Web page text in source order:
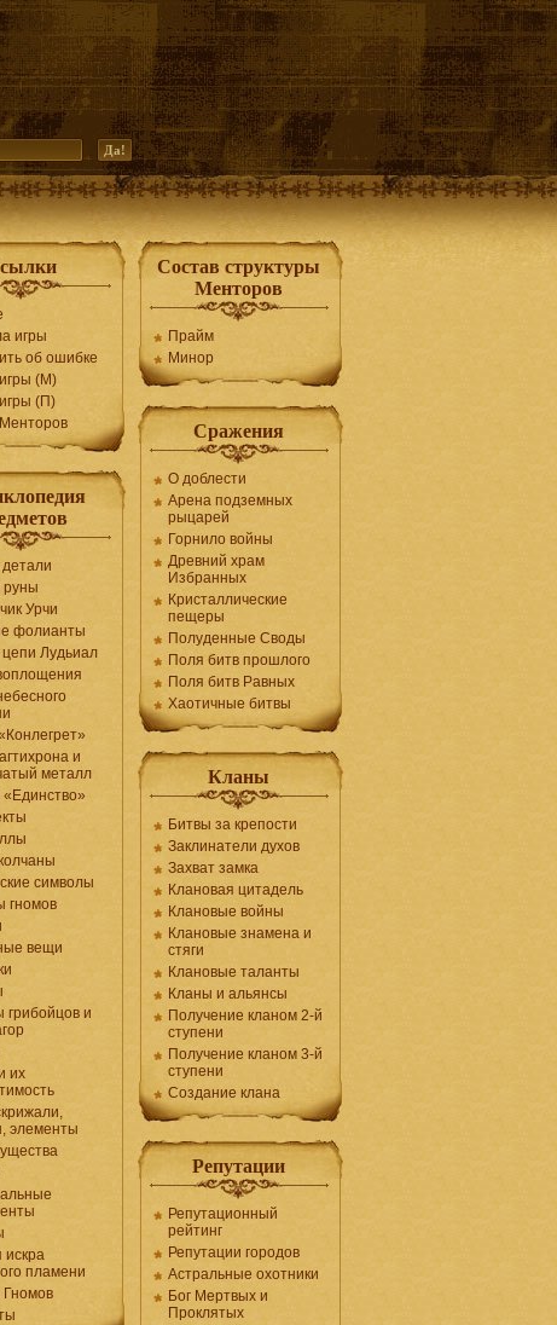
игры
об ошибке
(М)
(П)
детали
руны
Урчи
фолианты
цепи Лудьиал
и
металл
«Единство»
символы
гномов
вещи
грибойцов и
их
элементы
искра
пламени
Гномов
Состав структуры
Менторов
Прайм
Минор
Сражения
О доблести
Арена подземных
рыцарей
Горнило войны
Древний храм
Избранных
Кристаллические
пещеры
Полуденные Своды
Поля битв прошлого
Поля битв Равных
Хаотичные битвы
Кланы
Битвы за крепости
Заклинатели духов
Захват замка
Клановая цитадель
Клановые войны
Клановые знамена и
стяги
Клановые таланты
Кланы и альянсы
Получение кланом 2-й
ступени
Получение кланом 3-й
ступени
Создание клана
Репутации
Репутационный
рейтинг
Репутации городов
Астральные охотники
Бог Мертвых и
Проклятых